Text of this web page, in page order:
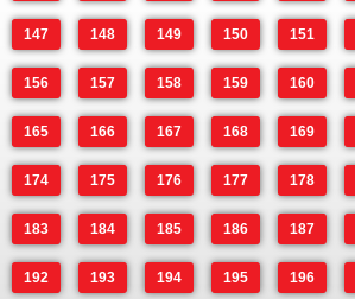
147 148 149 150 151
156 157 158 159 160
165 166 167 168 169
174 175 176 177 178
183 184 185 186 187
192 193 194 195 196